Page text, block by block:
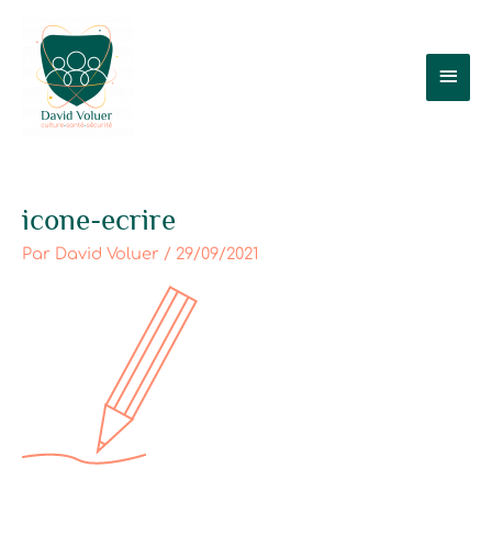
contenu
icone-ecrire
Par David Voluer / 29/09/2021